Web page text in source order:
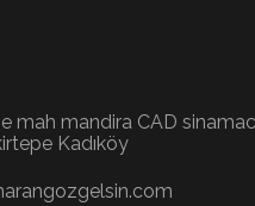
mah mandira CAD
Kadıköy